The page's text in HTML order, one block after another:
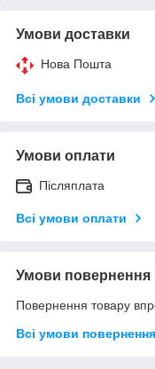
Умови доставки
Нова Пошта
Всі умови доставки
Умови оплати
Післяплата
Всі умови оплати
Умови повернення
Повернення товару
Всі умови повернення